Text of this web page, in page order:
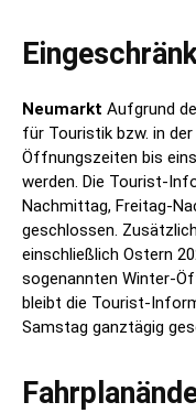
Neumarkt Aufgrund
für Touristik bzw. in
Öffnungszeiten bis
werden. Die Tourist-
Nachmittag, Freitag-
geschlossen.
einschließlich Ostern
sogenannten Winter-
bleibt die Tourist-
Samstag ganztägig